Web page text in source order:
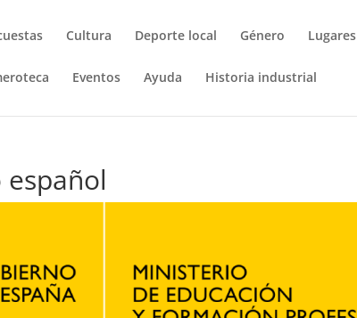
Cultura Deporte local Género Lugares
Eventos Ayuda Historia industrial
español